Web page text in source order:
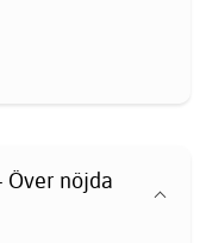
Över nöjda